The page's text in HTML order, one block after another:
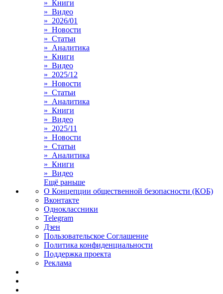
» Книги
» Видео
» 2026/01
» Новости
» Статьи
» Аналитика
» Книги
» Видео
» 2025/12
» Новости
» Статьи
» Аналитика
» Книги
» Видео
» 2025/11
» Новости
» Статьи
» Аналитика
» Книги
» Видео
Ещё раньше
О Концепции общественной безопасности (КОБ)
Вконтакте
Одноклассники
Telegram
Дзен
Пользовательское Соглашение
Политика конфиденциальности
Поддержка проекта
Реклама